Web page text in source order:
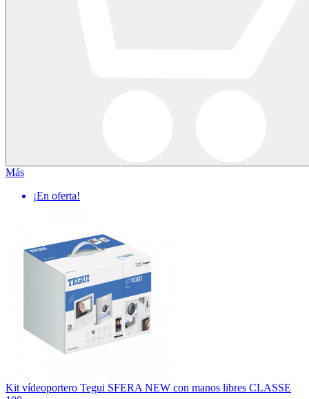
Más
¡En oferta!
Kit vídeoportero Tegui SFERA NEW con manos libres CLASSE